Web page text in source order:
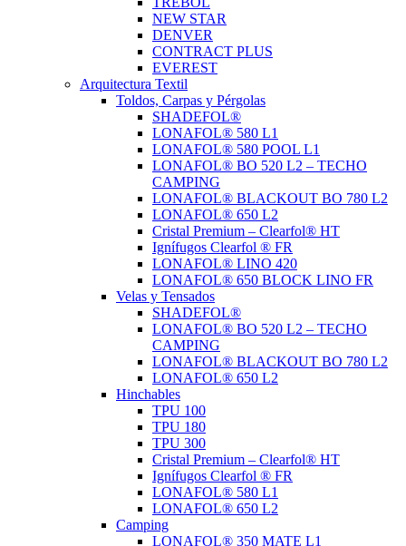
NEW STAR
DENVER
CONTRACT PLUS
EVEREST
Arquitectura Textil
Toldos, Carpas y Pérgolas
SHADEFOL®
LONAFOL® 580 L1
LONAFOL® 580 POOL L1
LONAFOL® BO 520 L2 – TECHO
CAMPING
LONAFOL® BLACKOUT BO 780 L2
LONAFOL® 650 L2
Cristal Premium – Clearfol® HT
Ignífugos Clearfol ® FR
LONAFOL® LINO 420
LONAFOL® 650 BLOCK LINO FR
Velas y Tensados
SHADEFOL®
LONAFOL® BO 520 L2 – TECHO
CAMPING
LONAFOL® BLACKOUT BO 780 L2
LONAFOL® 650 L2
Hinchables
TPU 100
TPU 180
TPU 300
Cristal Premium – Clearfol® HT
Ignífugos Clearfol ® FR
LONAFOL® 580 L1
LONAFOL® 650 L2
Camping
LONAFOL® 350 MATE L1